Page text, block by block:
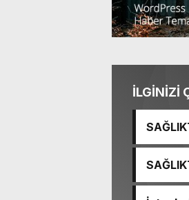
İLGİNİZİ